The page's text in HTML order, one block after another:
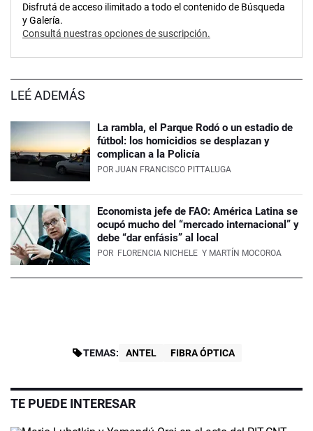
Disfrutá de acceso ilimitado a todo el contenido de Búsqueda
y Galería.
Consultá nuestras opciones de suscripción.
LEÉ ADEMÁS
La rambla, el Parque Rodó o un estadio de
fútbol: los homicidios se desplazan y
complican a la Policía
POR JUAN FRANCISCO PITTALUGA
Economista jefe de FAO: América Latina se
ocupó mucho del “mercado internacional” y
debe “dar enfásis” al local
POR FLORENCIA NICHELE Y MARTÍN MOCOROA
TEMAS: ANTEL FIBRA ÓPTICA
TE PUEDE INTERESAR